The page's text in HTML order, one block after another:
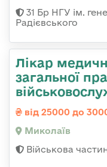
31 Бр НГУ ім.
Радієвського
Лікар
загальної
від 25000 до
Миколаїв
Військова